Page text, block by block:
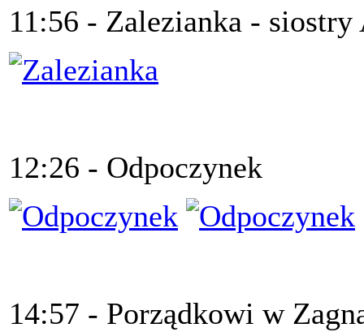
11:56 - Zalezianka -
12:26 - Odpoczynek
14:57 - Porządkowi w